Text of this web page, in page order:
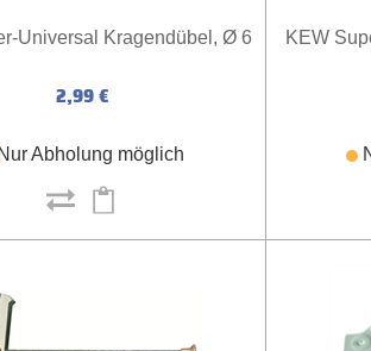
Universal Kragendübel, Ø 6
2,99 €
Nur Abholung möglich
KEW